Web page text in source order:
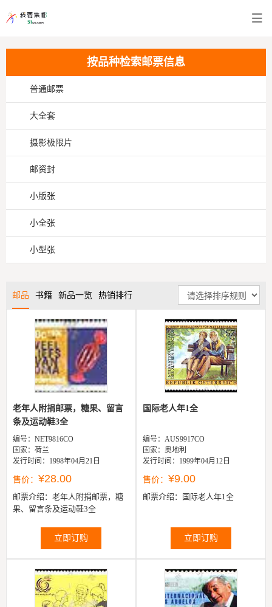
按品种检索邮票信息
普通邮票
大全套
摄影极限片
邮资封
小版张
小全张
小型张
邮品 书籍 新品一览 热销排行
老年人附捐邮票，糖果、留言
条及运动鞋3全
编号：NET9816CO
国家：荷兰
发行时间：1998年04月21日
售价： ¥28.00
邮票介绍： 老年人附捐邮票，糖
果、留言条及运动鞋3全
立即订购
国际老人年1全
编号：AUS9917CO
国家：奥地利
发行时间：1999年04月12日
售价： ¥9.00
邮票介绍： 国际老人年1全
立即订购